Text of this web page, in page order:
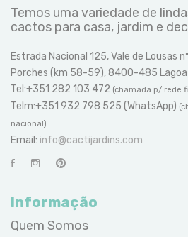
Temos uma variedade de
cactos para casa, jardim e
Estrada Nacional 125, Vale de Lousas
Porches (km 58-59), 8400-485 Lagoa
Tel:+351 282 103 472 (chamada p/ rede
Telm:+351 932 798 525 (WhatsApp)
nacional)
Email: info@cactijardins.com
Informação
Quem Somos